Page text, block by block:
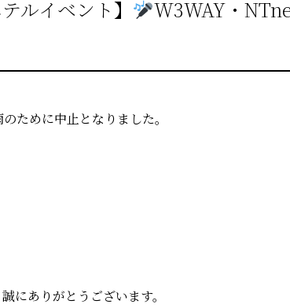
テルイベント】
W3WAY・
ために中止となりました。
にありがとうございます。